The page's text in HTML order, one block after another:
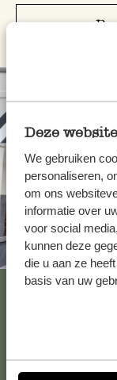
Deze
We gebruiken
personaliseren,
om ons
informatie over
voor social
kunnen deze
die u aan ze
basis van uw
Immer
Alle 62